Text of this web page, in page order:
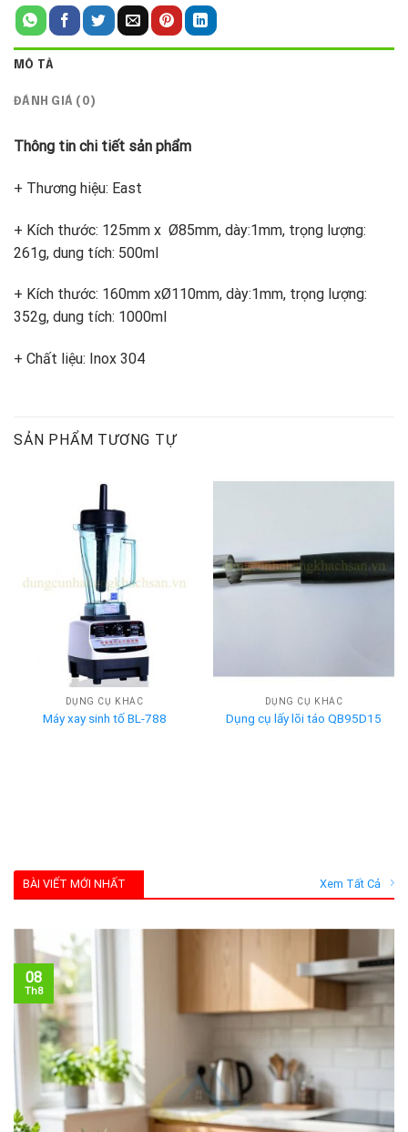
MÔ TẢ
ĐÁNH GIÁ (0)
Thông tin chi tiết sản phẩm
+ Thương hiệu: East
+ Kích thước: 125mm x Ø85mm, dày:1mm, trọng lượng:
261g, dung tích: 500ml
+ Kích thước: 160mm xØ110mm, dày:1mm, trọng lượng:
352g, dung tích: 1000ml
+ Chất liệu: Inox 304
SẢN PHẨM TƯƠNG TỰ
DỤNG CỤ KHÁC
Máy xay sinh tố BL-788
DỤNG CỤ KHÁC
Dụng cụ lấy lõi táo QB95D15
BÀI VIẾT MỚI NHẤT Xem Tất Cả
08
Th8